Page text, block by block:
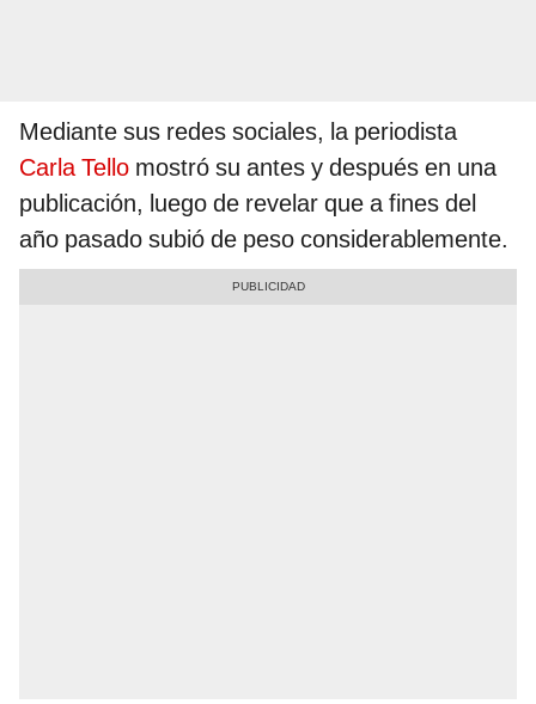
Mediante sus redes sociales, la periodista
Carla Tello mostró su antes y después en una
publicación, luego de revelar que a fines del
año pasado subió de peso considerablemente.